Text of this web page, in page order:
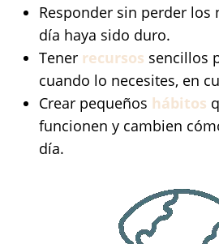
Responder sin perder los
día haya sido duro.
Tener recursos sencillos
cuando lo necesites, en
Crear pequeños hábitos
funcionen y cambien
día.